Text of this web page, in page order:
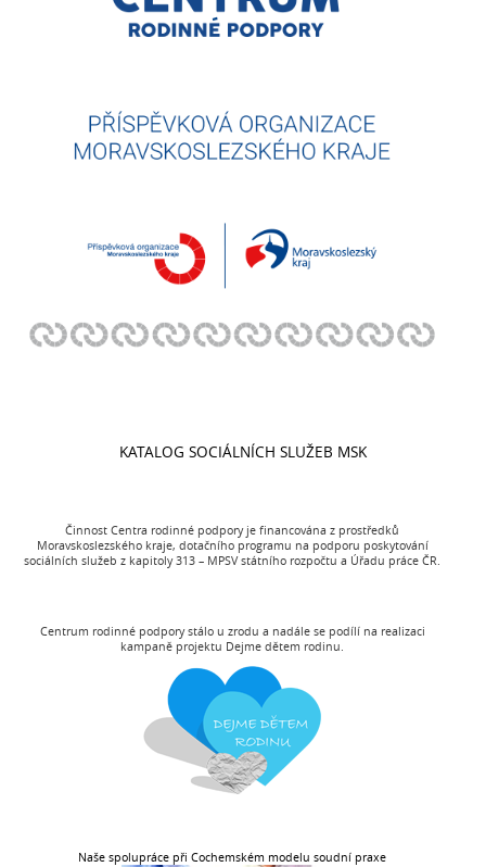
KATALOG SOCIÁLNÍCH SLUŽEB MSK
Činnost Centra rodinné podpory je financována z prostředků
Moravskoslezského kraje, dotačního programu na podporu poskytování
sociálních služeb z kapitoly 313 – MPSV státního rozpočtu a Úřadu práce ČR.
Centrum rodinné podpory stálo u zrodu a nadále se podílí na realizaci
kampaně projektu Dejme dětem rodinu.
Naše spolupráce při Cochemském modelu soudní praxe